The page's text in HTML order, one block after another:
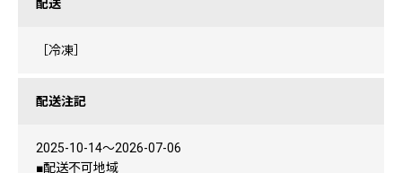
配送
［冷凍］
配送注記
2025-10-14〜2026-07-06
■配送不可地域